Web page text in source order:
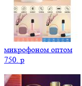
микрофоном оптом
750. p